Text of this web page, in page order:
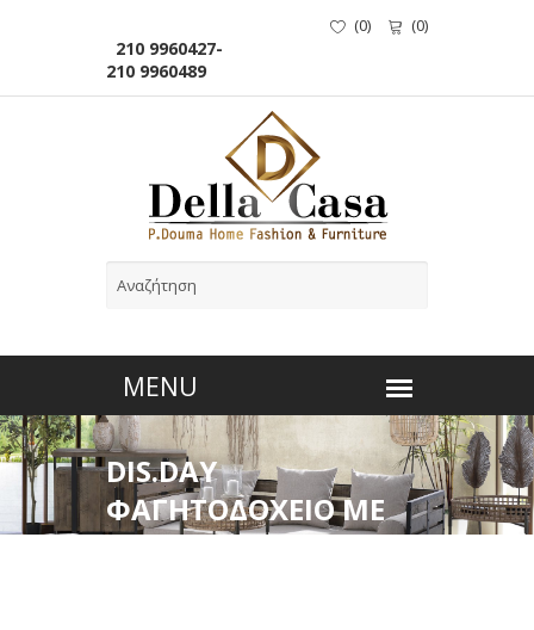
210 9960427-
210 9960489
(0) (0)
DIS.DAY
ΦΑΓΗΤΟΔΟΧΕΙΟ ΜΕ
ΠΙΡΟΥΝΙ 3 ΧΡΩΜΑΤΑ